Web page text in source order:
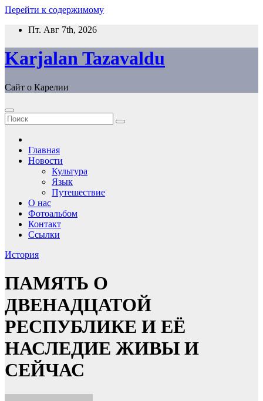
Перейти к содержимому
Пт. Авг 7th, 2026
Karjalan Tazavaldu
Сайт о Карелии
Главная
Новости
Культура
Язык
Путешествие
О нас
Фотоальбом
Контакт
Ссылки
История
ПАМЯТЬ О
ДВЕНАДЦАТОЙ
РЕСПУБЛИКЕ И ЕЁ
НАСЛЕДИЕ ЖИВЫ И
СЕЙЧАС